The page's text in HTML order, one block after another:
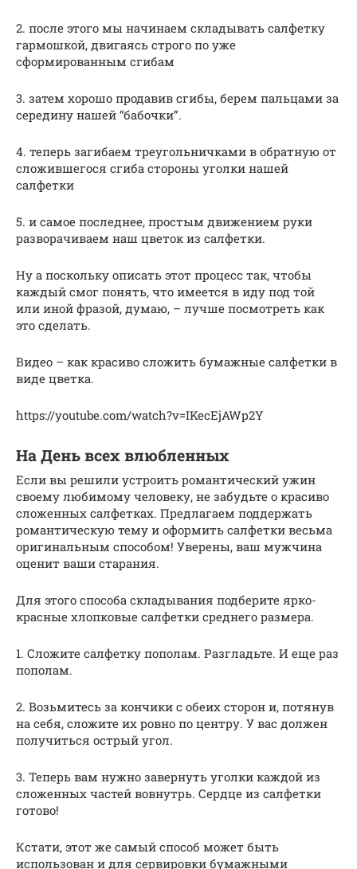
2. после этого мы начинаем складывать салфетку
гармошкой, двигаясь строго по уже
сформированным сгибам
3. затем хорошо продавив сгибы, берем пальцами за
середину нашей “бабочки”.
4. теперь загибаем треугольничками в обратную от
сложившегося сгиба стороны уголки нашей
салфетки
5. и самое последнее, простым движением руки
разворачиваем наш цветок из салфетки.
Ну а поскольку описать этот процесс так, чтобы
каждый смог понять, что имеется в иду под той
или иной фразой, думаю, – лучше посмотреть как
это сделать.
Видео – как красиво сложить бумажные салфетки в
виде цветка.
https://youtube.com/watch?v=IKecEjAWp2Y
На День всех влюбленных
Если вы решили устроить романтический ужин
своему любимому человеку, не забудьте о красиво
сложенных салфетках. Предлагаем поддержать
романтическую тему и оформить салфетки весьма
оригинальным способом! Уверены, ваш мужчина
оценит ваши старания.
Для этого способа складывания подберите ярко-
красные хлопковые салфетки среднего размера.
1. Сложите салфетку пополам. Разгладьте. И еще раз
пополам.
2. Возьмитесь за кончики с обеих сторон и, потянув
на себя, сложите их ровно по центру. У вас должен
получиться острый угол.
3. Теперь вам нужно завернуть уголки каждой из
сложенных частей вовнутрь. Сердце из салфетки
готово!
Кстати, этот же самый способ может быть
использован и для сервировки бумажными